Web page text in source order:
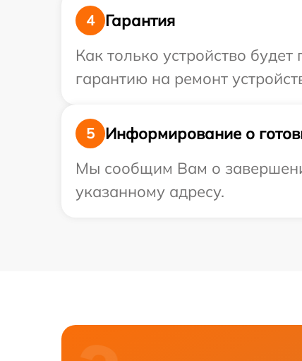
4
Гарантия
Как только устройство
гарантию на ремонт
5
Информирование о
Мы сообщим Вам о
указанному адресу.